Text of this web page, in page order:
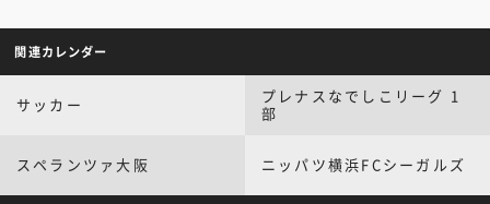
関連カレンダー
サッカー
プレナスなでしこリーグ 1
部
スペランツァ大阪 ニッパツ横浜FCシーガルズ